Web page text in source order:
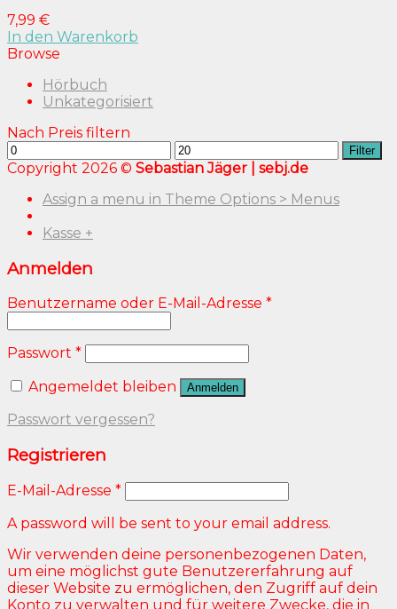
7,99 €
In den Warenkorb
Browse
Hörbuch
Unkategorisiert
Nach Preis filtern
Min.
Preis
Max.
Preis
Filter
Copyright 2026 © Sebastian Jäger | sebj.de
Assign a menu in Theme Options > Menus
Kasse +
Anmelden
Benutzername oder E-Mail-Adresse *
Passwort *
Angemeldet bleiben
Anmelden
Passwort vergessen?
Registrieren
E-Mail-Adresse *
A password will be sent to your email address.
Wir verwenden deine personenbezogenen Daten,
um eine möglichst gute Benutzererfahrung auf
dieser Website zu ermöglichen, den Zugriff auf dein
Konto zu verwalten und für weitere Zwecke, die in